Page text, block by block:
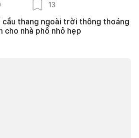
13
thang ngoài trời thông thoáng
nhà phố nhỏ hẹp